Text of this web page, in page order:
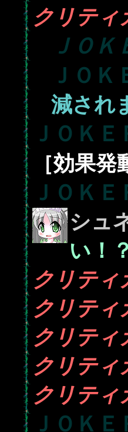
クリティ
ＪＯＫ
ＪＯＫ
減され
ＪＯＫＥ
［効果発
ＪＯＫＥ
シュ
い！
クリティ
クリティ
クリティ
クリティ
クリティ
ＪＯＫＥ